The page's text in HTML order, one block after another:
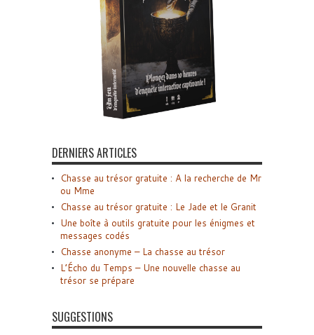
DERNIERS ARTICLES
Chasse au trésor gratuite : A la recherche de Mr
ou Mme
Chasse au trésor gratuite : Le Jade et le Granit
Une boîte à outils gratuite pour les énigmes et
messages codés
Chasse anonyme – La chasse au trésor
L’Écho du Temps – Une nouvelle chasse au
trésor se prépare
SUGGESTIONS